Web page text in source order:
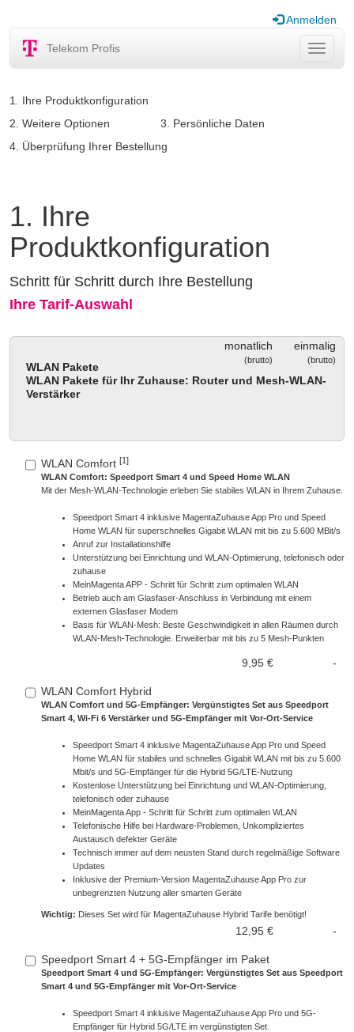
Anmelden
ein-/
Telekom Profis
1. Ihre Produktkonfiguration
2. Weitere Optionen
3. Persönliche Daten
4. Überprüfung Ihrer Bestellung
1. Ihre
Produktkonfiguration
Schritt für Schritt durch Ihre Bestellung
Ihre Tarif-Auswahl
einmalig
monatlich
WLAN Pakete
WLAN Pakete für Ihr Zuhause: Router und Mesh-WLAN-
Verstärker
-
9,95 €
WLAN Comfort [1]
WLAN Comfort: Speedport Smart 4 und Speed Home WLAN
Mit der Mesh-WLAN-Technologie erleben Sie stabiles WLAN in Ihrem Zuhause.
Speedport Smart 4 inklusive MagentaZuhause App Pro und Speed
Home WLAN für superschnelles Gigabit WLAN mit bis zu 5.600 MBit/s
Anruf zur Installationshilfe
Unterstützung bei Einrichtung und WLAN-Optimierung, telefonisch oder
zuhause
MeinMagenta APP - Schritt für Schritt zum optimalen WLAN
Betrieb auch am Glasfaser-Anschluss in Verbindung mit einem
externen Glasfaser Modem
Basis für WLAN-Mesh: Beste Geschwindigkeit in allen Räumen durch
WLAN-Mesh-Technologie. Erweiterbar mit bis zu 5 Mesh-Punkten
-
12,95 €
WLAN Comfort Hybrid
WLAN Comfort und 5G-Empfänger: Vergünstigtes Set aus Speedport
Smart 4, Wi-Fi 6 Verstärker und 5G-Empfänger mit Vor-Ort-Service
Speedport Smart 4 inklusive MagentaZuhause App Pro und Speed
Home WLAN für stabiles und schnelles Gigabit WLAN mit bis zu 5.600
Mbit/s und 5G-Empfänger für die Hybrid 5G/LTE-Nutzung
Kostenlose Unterstützung bei Einrichtung und WLAN-Optimierung,
telefonisch oder zuhause
MeinMagenta App - Schritt für Schritt zum optimalen WLAN
Telefonische Hilfe bei Hardware-Problemen, Unkompliziertes
Austausch defekter Geräte
Technisch immer auf dem neusten Stand durch regelmäßige Software
Updates
Inklusive der Premium-Version MagentaZuhause App Pro zur
unbegrenzten Nutzung aller smarten Geräte
Wichtig: Dieses Set wird für MagentaZuhause Hybrid Tarife benötigt!
Speedport Smart 4 + 5G-Empfänger im Paket
Speedport Smart 4 und 5G-Empfänger: Vergünstigtes Set aus Speedport
Smart 4 und 5G-Empfänger mit Vor-Ort-Service
Speedport Smart 4 inklusive MagentaZuhause App Pro und 5G-
Empfänger für Hybrid 5G/LTE im vergünstigten Set.